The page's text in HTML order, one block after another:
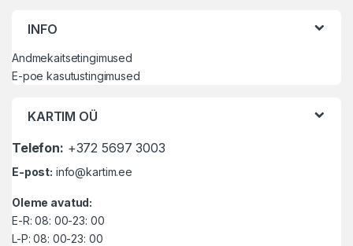
INFO
Andmekaitsetingimused
E-poe kasutustingimused
KARTIM OÜ
Telefon: +372 5697 3003
E-post: info@kartim.ee
Oleme avatud:
E-R: 08: 00-23: 00
L-P: 08: 00-23: 00